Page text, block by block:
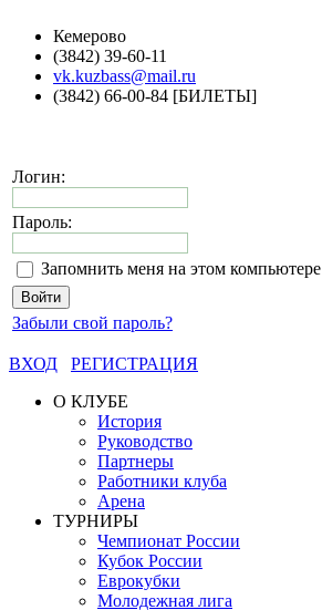
Кемерово
(3842) 39-60-11
vk.kuzbass@mail.ru
(3842) 66-00-84 [БИЛЕТЫ]
Логин:
Пароль:
Запомнить меня на этом компьютере
Забыли свой пароль?
ВХОД
РЕГИСТРАЦИЯ
О КЛУБЕ
История
Руководство
Партнеры
Работники клуба
Арена
ТУРНИРЫ
Чемпионат России
Кубок России
Еврокубки
Молодежная лига